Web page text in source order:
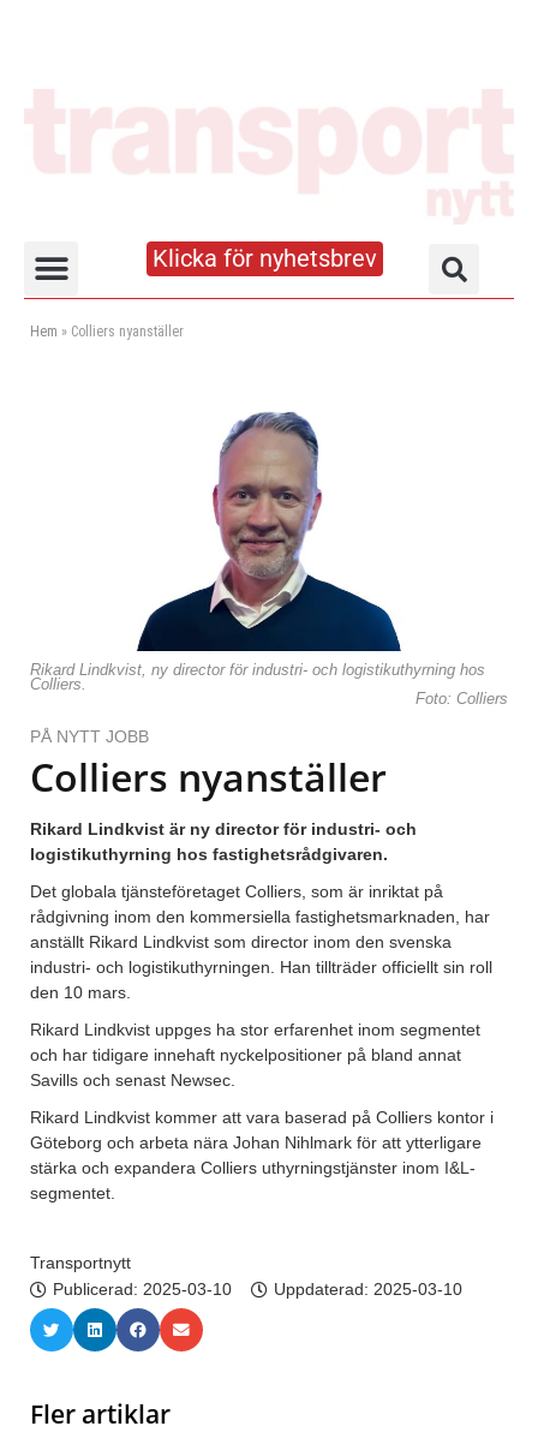
Klicka för nyhetsbrev
Hem » Colliers nyanställer
Rikard Lindkvist, ny director för industri- och logistikuthyrning hos
Colliers.
Foto: Colliers
PÅ NYTT JOBB
Colliers nyanställer
Rikard Lindkvist är ny director för industri- och
logistikuthyrning hos fastighetsrådgivaren.
Det globala tjänsteföretaget Colliers, som är inriktat på
rådgivning inom den kommersiella fastighetsmarknaden, har
anställt Rikard Lindkvist som director inom den svenska
industri- och logistikuthyrningen. Han tillträder officiellt sin roll
den 10 mars.
Rikard Lindkvist uppges ha stor erfarenhet inom segmentet
och har tidigare innehaft nyckelpositioner på bland annat
Savills och senast Newsec.
Rikard Lindkvist kommer att vara baserad på Colliers kontor i
Göteborg och arbeta nära Johan Nihlmark för att ytterligare
stärka och expandera Colliers uthyrningstjänster inom I&L-
segmentet.
Transportnytt
Publicerad: 2025-03-10 Uppdaterad: 2025-03-10
Fler artiklar